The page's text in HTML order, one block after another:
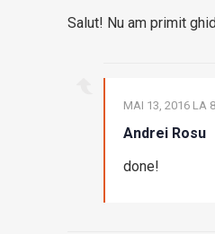
Salut! Nu am primit
Andrei Rosu
MAI 13, 2016 LA
done!